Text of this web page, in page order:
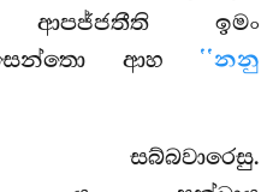
ඉමං
ආහ ‘‘නනු